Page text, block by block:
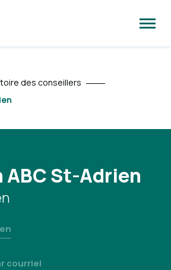
la
des conseillers
St-Adrien
courriel